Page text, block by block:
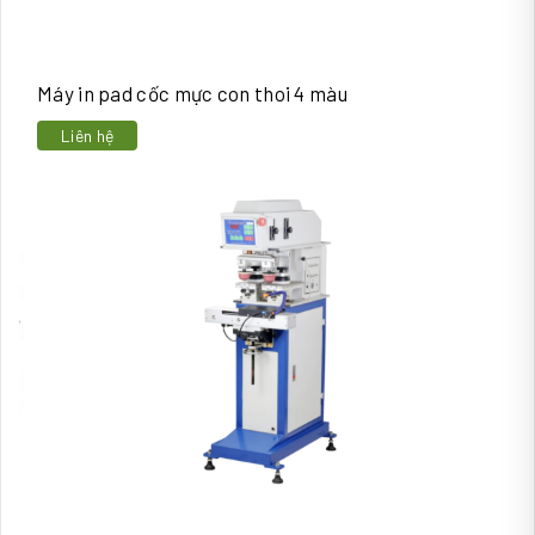
Máy in pad cốc mực con thoi 4 màu
Liên hệ